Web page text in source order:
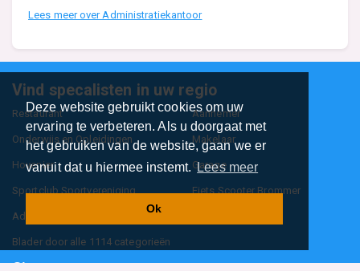
Deze website gebruikt cookies om uw
ervaring te verbeteren. Als u doorgaat met
het gebruiken van de website, gaan we er
vanuit dat u hiermee instemt.Lees meer
Ok
Lees meer over Administratiekantoor
Vind specalisten in uw regio
Restaurant Aannemer
Onderwijs en Opleidingen Makelaar
Hovenier Garage
Sportclub Sportvereniging Fiets Scooter Brommer
Administratiekantoor
Blader door alle 1114 categorieën